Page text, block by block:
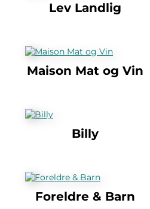
Lev Landlig
Maison Mat og Vin
Billy
Foreldre & Barn